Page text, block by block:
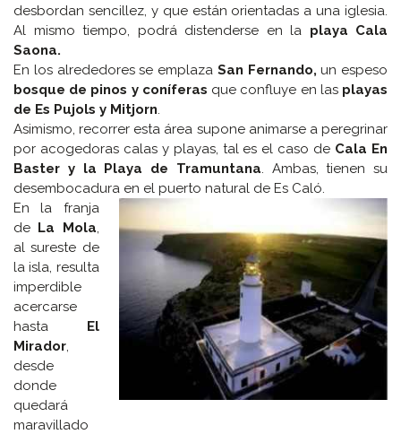
desbordan sencillez, y que están orientadas a una iglesia.
Al mismo tiempo, podrá distenderse en la playa Cala
Saona.
En los alrededores se emplaza San Fernando, un espeso
bosque de pinos y coníferas que confluye en las playas
de Es Pujols y Mitjorn.
Asimismo, recorrer esta área supone animarse a peregrinar
por acogedoras calas y playas, tal es el caso de Cala En
Baster y la Playa de Tramuntana. Ambas, tienen su
desembocadura en el puerto natural de Es Caló.
En la franja
de La Mola,
al sureste de
la isla, resulta
imperdible
acercarse
hasta El
Mirador,
desde
donde
quedará
maravillado